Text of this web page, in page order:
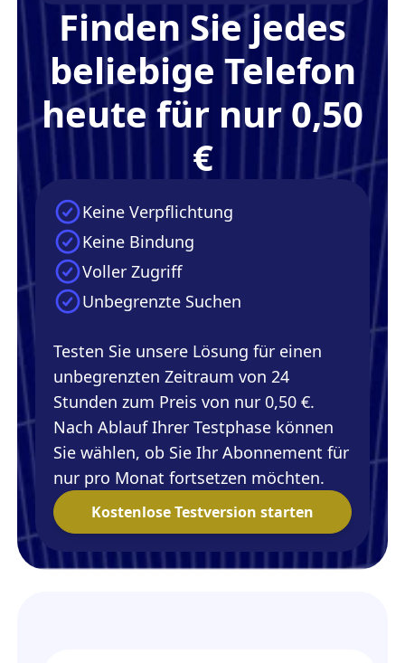
Finden Sie jedes
beliebige Telefon
heute für nur 0,50
€
Keine Verpflichtung
Keine Bindung
Voller Zugriff
Unbegrenzte Suchen
Testen Sie unsere Lösung für einen
unbegrenzten Zeitraum von 24
Stunden zum Preis von nur 0,50 €.
Nach Ablauf Ihrer Testphase können
Sie wählen, ob Sie Ihr Abonnement für
nur pro Monat fortsetzen möchten.
Kostenlose Testversion starten